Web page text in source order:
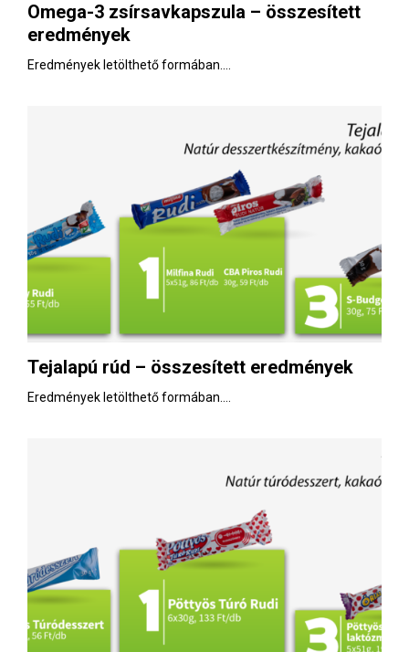
Omega-3 zsírsavkapszula – összesített
eredmények
Eredmények letölthető formában....
Tejalapú rúd – összesített eredmények
Eredmények letölthető formában....